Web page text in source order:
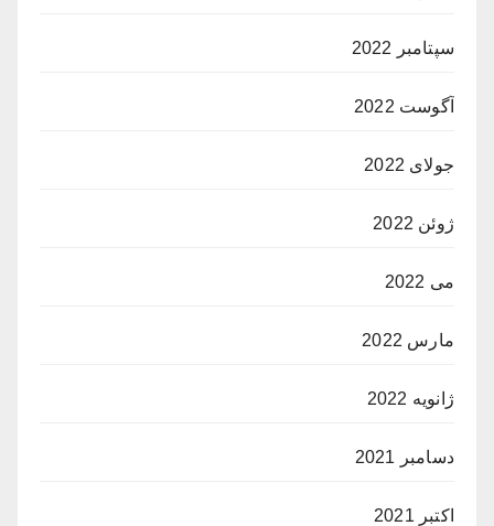
سپتامبر 2022
آگوست 2022
جولای 2022
ژوئن 2022
می 2022
مارس 2022
ژانویه 2022
دسامبر 2021
اکتبر 2021